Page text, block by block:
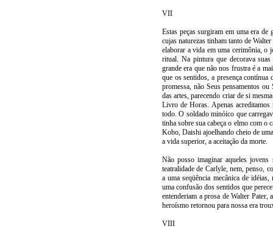
VII
Estas peças surgiram em uma era de
cujas naturezas tinham tanto de
elaborar a vida em uma cerimônia, o
ritual. Na pintura que decorava
grande era que não nos frustra é a
que os sentidos, a presença
promessa, não Seus pensamentos
das artes, parecendo criar de si
Livro de Horas. Apenas acreditamos
todo. O soldado minóico que
tinha sobre sua cabeça o elmo com o
Kobo, Daishi ajoelhando cheio de
a vida superior, a aceitação da morte.
Não posso imaginar aqueles
teatralidade de Carlyle, nem, penso,
a uma seqüência mecânica de
uma confusão dos sentidos que
entenderiam a prosa de Walter
heroísmo retornou para nossa era
VIII